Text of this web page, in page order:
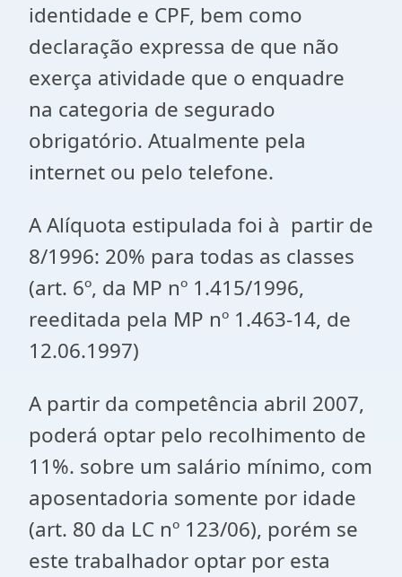
identidade e CPF, bem como
declaração expressa de que não
exerça atividade que o enquadre
na categoria de segurado
obrigatório. Atualmente pela
internet ou pelo telefone.
A Alíquota estipulada foi à partir de
8/1996: 20% para todas as classes
(art. 6º, da MP nº 1.415/1996,
reeditada pela MP nº 1.463-14, de
12.06.1997)
A partir da competência abril 2007,
poderá optar pelo recolhimento de
11%. sobre um salário mínimo, com
aposentadoria somente por idade
(art. 80 da LC nº 123/06), porém se
este trabalhador optar por esta